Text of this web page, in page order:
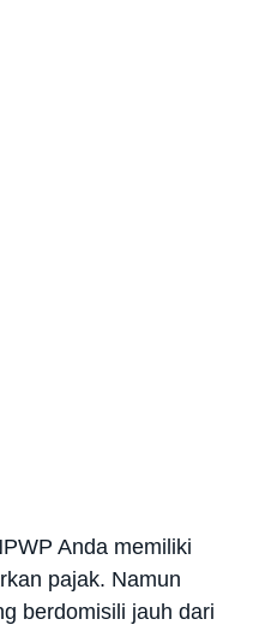
Anda memiliki
pajak. Namun
berdomisili jauh dari